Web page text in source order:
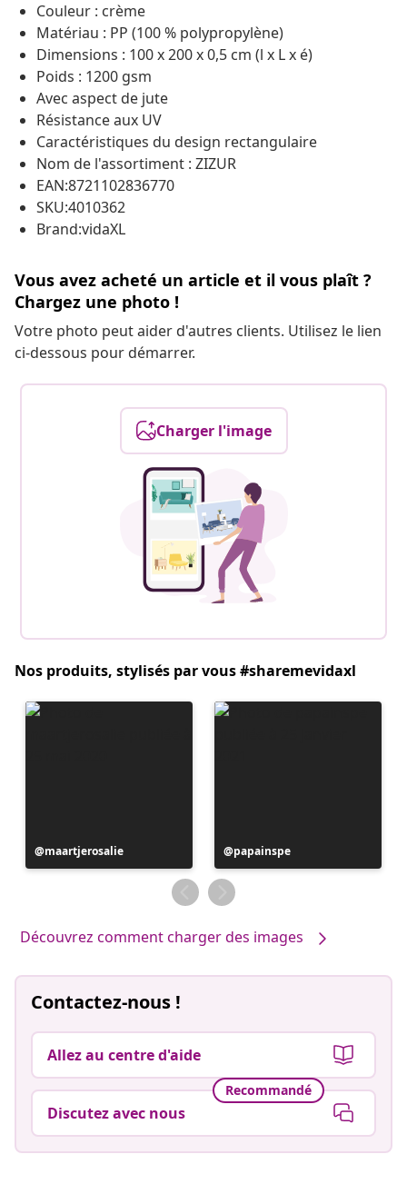
Couleur : crème
Matériau : PP (100 % polypropylène)
Dimensions : 100 x 200 x 0,5 cm (l x L x é)
Poids : 1200 gsm
Avec aspect de jute
Résistance aux UV
Caractéristiques du design rectangulaire
Nom de l'assortiment : ZIZUR
EAN:8721102836770
SKU:4010362
Brand:vidaXL
Vous avez acheté un article et il vous plaît ?
Chargez une photo !
Votre photo peut aider d'autres clients. Utilisez le lien
ci-dessous pour démarrer.
Charger l'image
Nos produits, stylisés par vous #sharemevidaxl
Publication
publiée
maartjerosalie
Publication
publiée
par
papainspe
Découvrez comment charger des images
Contactez-nous !
Allez au centre d'aide
Recommandé
Discutez avec nous